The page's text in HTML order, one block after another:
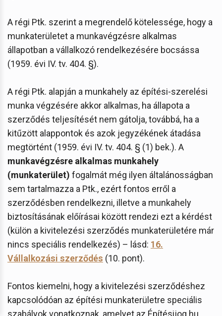
A régi Ptk. szerint a megrendelő kötelessége, hogy a
munkaterületet a munkavégzésre alkalmas
állapotban a vállalkozó rendelkezésére bocsássa
(1959. évi IV. tv. 404. §).
A régi Ptk. alapján a munkahely az építési-szerelési
munka végzésére akkor alkalmas, ha állapota a
szerződés teljesítését nem gátolja, továbbá, ha a
kitűzött alappontok és azok jegyzékének átadása
megtörtént (1959. évi IV. tv. 404. § (1) bek.). A
munkavégzésre alkalmas munkahely
(munkaterület) fogalmát még ilyen általánosságban
sem tartalmazza a Ptk., ezért fontos erről a
szerződésben rendelkezni, illetve a munkahely
biztosításának előírásai között rendezi ezt a kérdést
(külön a kivitelezési szerződés munkaterületére már
nincs speciális rendelkezés) – lásd: 16.
Vállalkozási szerződés (10. pont).
Fontos kiemelni, hogy a kivitelezési szerződéshez
kapcsolódóan az építési munkaterületre speciális
szabályok vonatkoznak, amelyet az Építésijog.hu